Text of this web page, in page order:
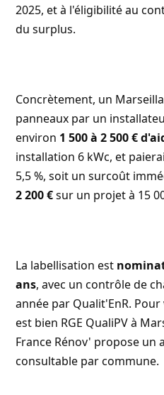
2025, et à l'éligibilité au
du surplus.
Concrètement, un
panneaux par un
environ 1 500 à 2 500 €
installation 6 kWc, et
5,5 %, soit un surcoût
2 200 €sur un projet à 15
La labellisation est
ans, avec un contrôle de
année par Qualit'EnR.
est bien RGE QualiPV à
France Rénov' propose un
consultable par commune.